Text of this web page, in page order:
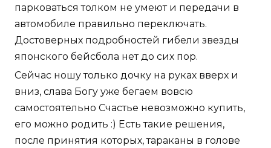
парковаться толком не умеют и передачи в
автомобиле правильно переключать.
Достоверных подробностей гибели звезды
японского бейсбола нет до сих пор.
Сейчас ношу только дочку на руках вверх и
вниз, слава Богу уже бегаем вовсю
самостоятельно Счастье невозможно купить,
его можно родить :) Есть такие решения,
после принятия которых, тараканы в голове